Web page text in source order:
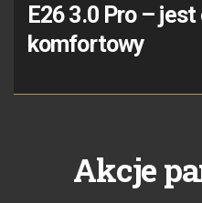
E26 3.0 Pro –
komfortowy
Akcje